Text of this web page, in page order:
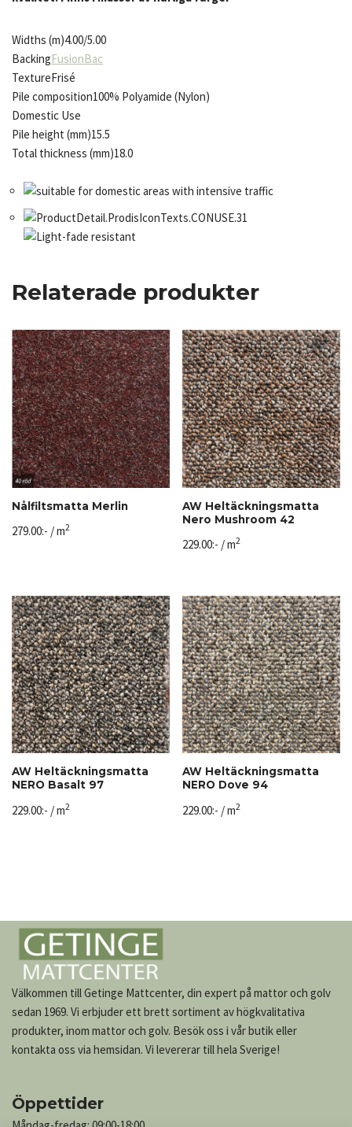
Widths (m)4.00/5.00
BackingFusionBac
TextureFrisé
Pile composition100% Polyamide (Nylon)
Domestic Use
Pile height (mm)15.5
Total thickness (mm)18.0
Relaterade produkter
Nålfiltsmatta Merlin
279.00:- / m2
AW Heltäckningsmatta
Nero Mushroom 42
229.00:- / m2
AW Heltäckningsmatta
NERO Basalt 97
229.00:- / m2
AW Heltäckningsmatta
NERO Dove 94
229.00:- / m2
Välkommen till Getinge Mattcenter, din expert på mattor och golv
sedan 1969. Vi erbjuder ett brett sortiment av högkvalitativa
produkter, inom mattor och golv. Besök oss i vår butik eller
kontakta oss via hemsidan. Vi levererar till hela Sverige!
Öppettider